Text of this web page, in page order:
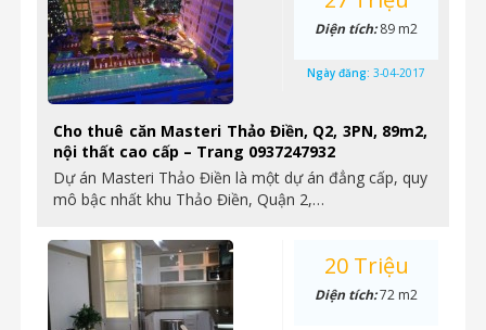
Cho thuê căn Masteri Thảo Điền, Q2, 3PN, 89m2,
nội thất cao cấp – Trang 0937247932
Dự án Masteri Thảo Điền là một dự án đẳng cấp, quy
mô bậc nhất khu Thảo Điền, Quận 2,…
Diện tích:89 m2
Ngày đăng: 3-04-2017
20 Triệu
Diện tích:72 m2